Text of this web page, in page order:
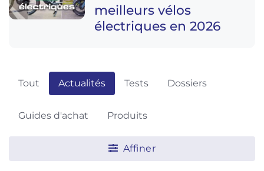
meilleurs vélos
électriques en 2026
Tout Actualités Tests Dossiers
Guides d'achat Produits
Affiner